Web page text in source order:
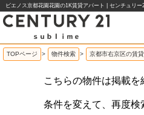
ビエノス京都花園花園の1K賃貸アパート | センチュリー
TOPページ > 物件検索 > 京都市右京区の賃
こちらの物件は掲載を
条件を変えて、再度検